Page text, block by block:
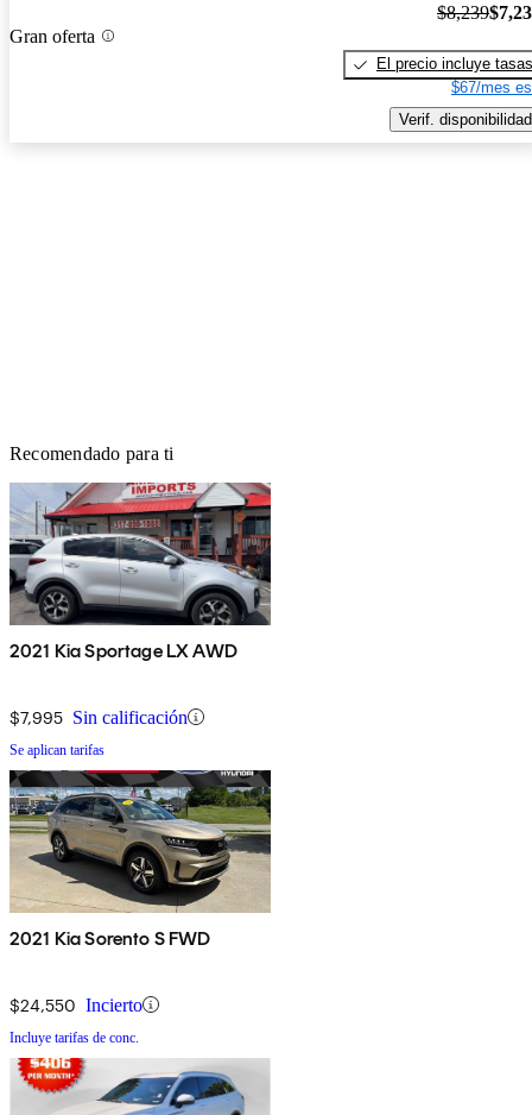
Gran oferta
$8,239
El precio incluye tasas
$67/mes
Verif. disponibilidad
Recomendado para ti
2021 Kia Sportage LX AWD
$7,995 Sin calificación
Se aplican tarifas
2021 Kia Sorento S FWD
$24,550 Incierto
Incluye tarifas de conc.